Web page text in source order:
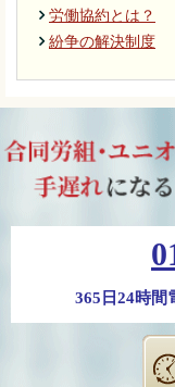
労働協約とは？
紛争の解決制度
365日24時間